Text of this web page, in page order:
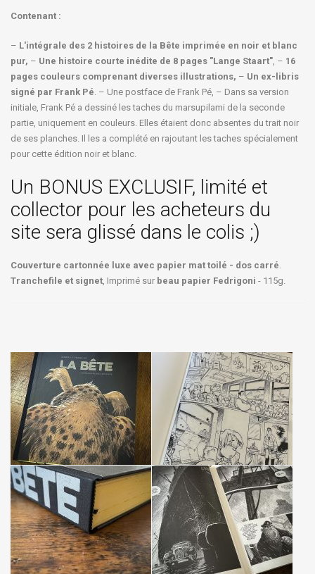
Contenant :
– L'intégrale des 2 histoires de la Bête imprimée en noir et blanc
pur, – Une histoire courte inédite de 8 pages "Lange Staart", – 16
pages couleurs comprenant diverses illustrations, – Un ex-libris
signé par Frank Pé. – Une postface de Frank Pé, – Dans sa version
initiale, Frank Pé a dessiné les taches du marsupilami de la seconde
partie, uniquement en couleurs. Elles étaient donc absentes du trait noir
de ses planches. Il les a complété en rajoutant les taches spécialement
pour cette édition noir et blanc.
Un BONUS EXCLUSIF, limité et
collector pour les acheteurs du
site sera glissé dans le colis ;)
Couverture cartonnée luxe avec papier mat toilé - dos carré.
Tranchefile et signet, Imprimé sur beau papier Fedrigoni - 115g.